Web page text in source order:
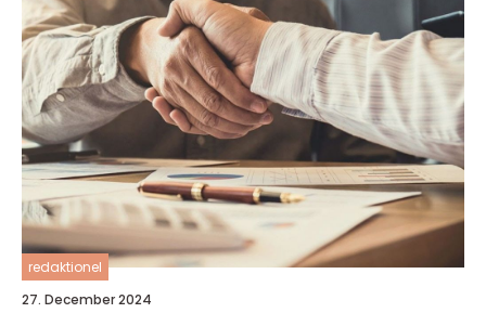
redaktionel
27. December 2024